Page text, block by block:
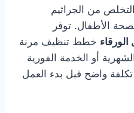
من الجراثيم
الأطفال. توفر
خطط تنظيف مرنة
أو الخدمة الفورية
تكلفة واضح قبل بدء العمل